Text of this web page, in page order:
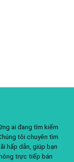
ai đang tìm kiếm
tôi chuyên tìm
hấp dẫn, giúp bạn
trực tiếp bán